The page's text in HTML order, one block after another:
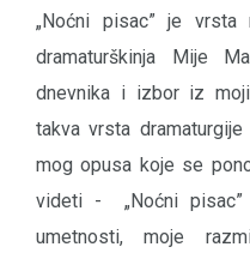
„Noćni pisac” je vrsta
dramaturškinja Mije
dnevnika i izbor iz
takva vrsta
mog opusa koje se
videti - „Noćni
umetnosti, moje